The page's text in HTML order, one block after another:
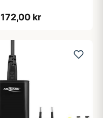
172,00 kr